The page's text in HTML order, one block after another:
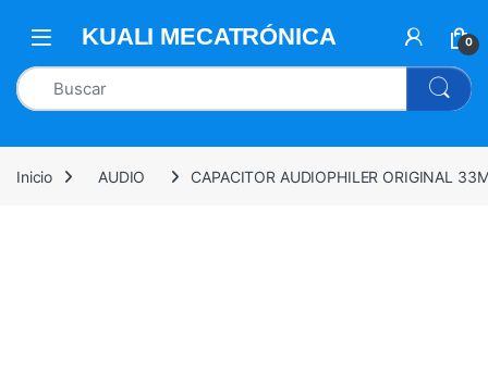
0
Inicio AUDIO CAPACITOR AUDIOPHILER ORIGINAL